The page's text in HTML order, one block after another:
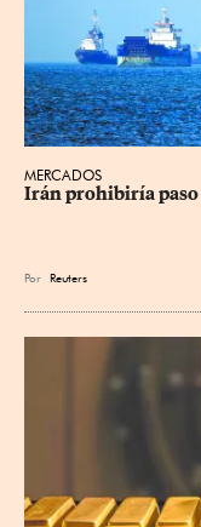
MERCADOS
Irán prohibiría paso
Por Reuters